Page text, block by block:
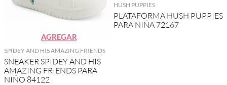
AGREGAR
SPIDEY AND HIS AMAZING FRIENDS
SNEAKER SPIDEY AND HIS
AMAZING FRIENDS PARA
NIÑO 84122
HUSH PUPPIES
PLATAFORMA HUSH PUPPIES
PARA NIÑA 72167